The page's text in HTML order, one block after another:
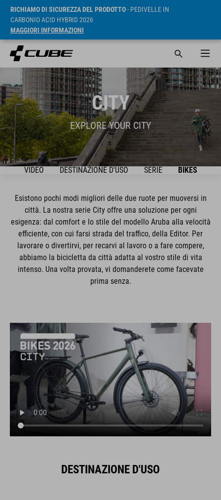
RICHIAMO DI SICUREZZA DEL PRODOTTO- PEDIVELLE IN
CARBONIO ACID HYBRID 2026
MAGGIORI INFORMAZIONI
CITY
EXPLORE YOUR CITY
VIDEO DESTINAZIONE D'USO SERIE BIKES
Esistono pochi modi migliori delle due ruote per muoversi in
città. La nostra serie City offre una soluzione per ogni
esigenza: dal comfort e lo stile del modello Aruba alla velocità
efficiente, con cui farsi strada del traffico, della Editor. Per
lavorare o divertirvi, per recarvi al lavoro o a fare compere,
abbiamo la bicicletta da città adatta al vostro stile di vita
intenso. Una volta provata, vi domanderete come facevate
prima senza.
DESTINAZIONE D'USO